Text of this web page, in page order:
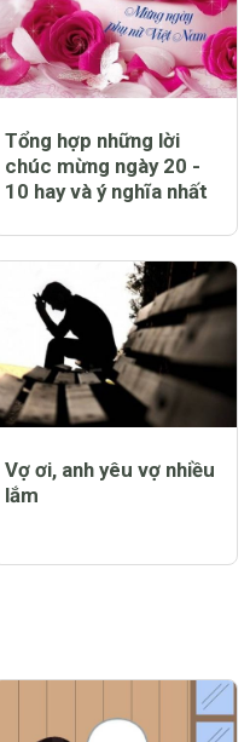
Tổng hợp những lời
chúc mừng ngày 20 -
10 hay và ý nghĩa nhất
Vợ ơi, anh yêu vợ nhiều
lắm